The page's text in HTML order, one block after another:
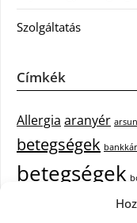
Szolgáltatás
Címkék
Allergia aranyér
betegségek
betegségek